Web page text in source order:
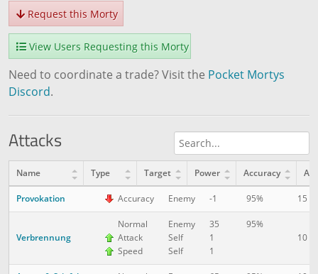
Request this Morty
View Users Requesting this Morty
Need to coordinate a trade? Visit the Pocket Mortys
Discord.
Attacks
Name Type Target Power Accuracy AP
Provokation Accuracy Enemy -1 95% 15
Verbrennung
Normal
Attack
Speed
Enemy
Self
Self
35
1
1
95%
10